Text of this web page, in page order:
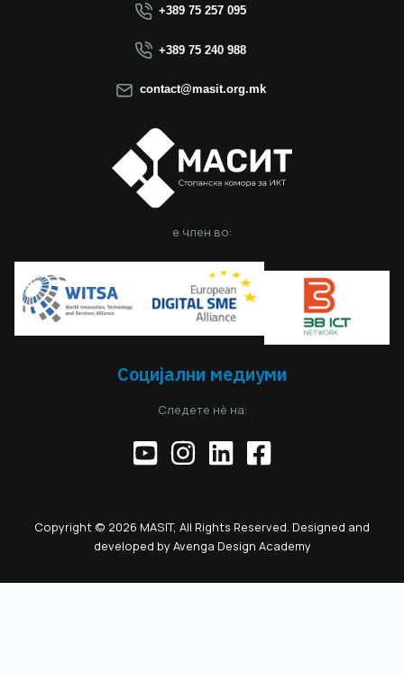
+389 75 257 095
+389 75 240 988
contact@masit.org.mk
е член во:
Социјални медиуми
Следете нè на:
Copyright © 2026 MASIT, All Rights Reserved. Designed and
developed byAvenga Design Academy